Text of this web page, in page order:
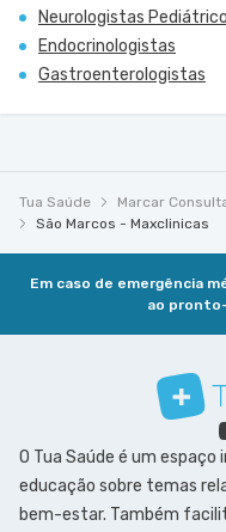
Neurologistas
Endocrinologistas
Gastroenterologistas
Tua Saúde Marcar
São Marcos - Maxclinicas
Em caso de emergência
ao
O Tua Saúde é um
educação sobre temas
bem-estar. Também